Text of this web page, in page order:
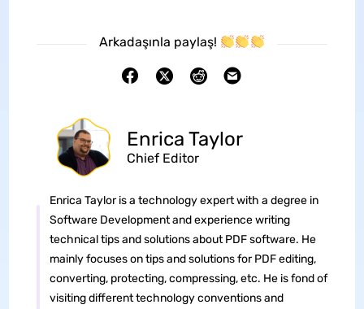
Arkadaşınla paylaş!
Enrica Taylor
Chief Editor
Enrica Taylor is a technology expert with a degree in
Software Development and experience writing
technical tips and solutions about PDF software. He
mainly focuses on tips and solutions for PDF editing,
converting, protecting, compressing, etc. He is fond of
visiting different technology conventions and